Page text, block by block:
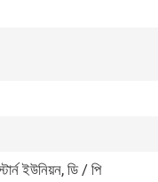
ইউনিয়ন, ডি / পি